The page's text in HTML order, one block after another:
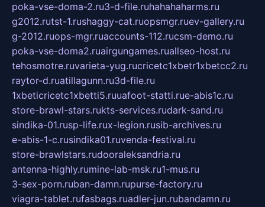
poka-vse-doma-2.ru3-d-file.ruhahahaharms.ru
g2012.rutst-1.rushaggy-cat.ruopsmgr.ruev-gallery.ru
g-2012.ruops-mgr.ruaccounts-112.rucsm-demo.ru
poka-vse-doma2.ruairgungames.ruallseo-host.ru
tehosmotre.ruvarieta-yug.rucricetc1xbetr1xbetcc2.ru
raytor-d.ruatillagunn.ru3d-file.ru
1xbeticricetc1xbetti5.ruuafoot-statti.rue-abis1c.ru
store-brawl-stars.rukts-services.rudark-sand.ru
sindika-01.rusp-life.rux-legion.rusib-archives.ru
e-abis-1-c.rusindika01.ruvenda-festival.ru
store-brawlstars.rudooraleksandria.ru
antenna-highly.rumine-lab-msk.ru1-mus.ru
3-sex-porn.ruban-damn.rupurse-factory.ru
viagra-tablet.rufasbags.ruadler-jun.rubandamn.ru